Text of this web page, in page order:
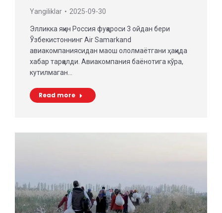
Yangiliklar 2025-09-30
Элликка яқин Россия фуқароси 3 ойдан бери
Ўзбекистоннинг Air Samarkand
авиакомпаниясидан маош ололмаётгани ҳақида
хабар тарқалди. Авиакомпания баёнотига кўра,
кутилмаган…
Read more